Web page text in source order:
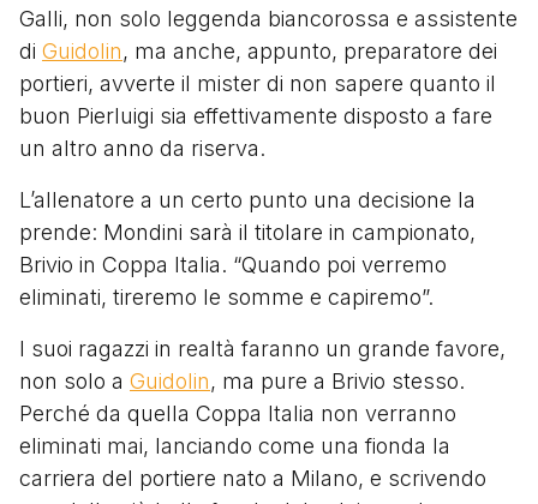
Galli, non solo leggenda biancorossa e assistente
di Guidolin, ma anche, appunto, preparatore dei
portieri, avverte il mister di non sapere quanto il
buon Pierluigi sia effettivamente disposto a fare
un altro anno da riserva.
L’allenatore a un certo punto una decisione la
prende: Mondini sarà il titolare in campionato,
Brivio in Coppa Italia. “Quando poi verremo
eliminati, tireremo le somme e capiremo”.
I suoi ragazzi in realtà faranno un grande favore,
non solo a Guidolin, ma pure a Brivio stesso.
Perché da quella Coppa Italia non verranno
eliminati mai, lanciando come una fionda la
carriera del portiere nato a Milano, e scrivendo